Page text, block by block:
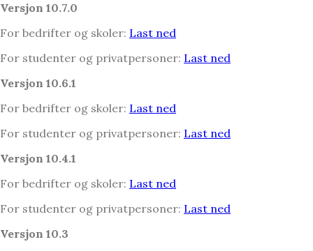
Versjon 10.7.0
For bedrifter og skoler: Last ned
For studenter og privatpersoner: Last ned
Versjon 10.6.1
For bedrifter og skoler: Last ned
For studenter og privatpersoner: Last ned
Versjon 10.4.1
For bedrifter og skoler: Last ned
For studenter og privatpersoner: Last ned
Versjon 10.3